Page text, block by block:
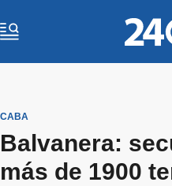
CABA
Balvanera:
más de 1900